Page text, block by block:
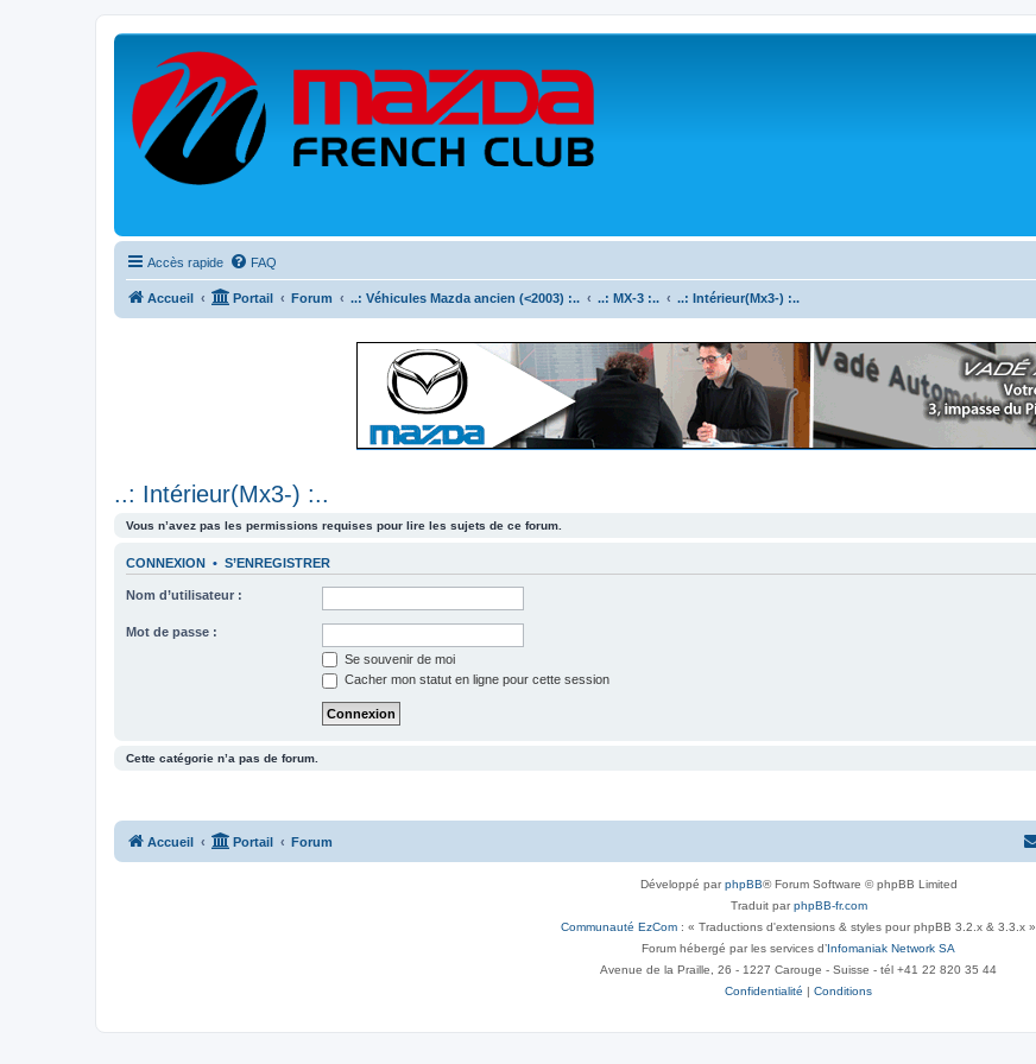
Accès rapide FAQ
Accueil Portail Forum ..: Véhicules Mazda ancien (<2003) :.. ..: MX-3 :.. ..: Intérieur(Mx3-) :..
..: Intérieur(Mx3-) :..
Vous n’avez pas les permissions requises pour lire les sujets de ce forum.
CONNEXION • S’ENREGISTRER
Nom d’utilisateur :
Mot de passe :
Se souvenir de moi
Cacher mon statut en ligne pour cette session
Cette catégorie n’a pas de forum.
Accueil Portail Forum
Développé parphpBB® Forum Software © phpBB Limited
Traduit parphpBB-fr.com
Communauté EzCom : « Traductions d'extensions & styles pour phpBB 3.2.x & 3.3.x »
Forum hébergé par les services d’Infomaniak Network SA
Avenue de la Praille, 26 - 1227 Carouge - Suisse - tél +41 22 820 35 44
Confidentialité | Conditions